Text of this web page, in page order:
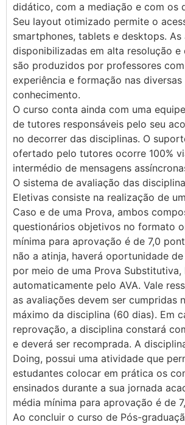
didático, com a mediação e com os
Seu layout otimizado permite o
smartphones, tablets e desktops. As
disponibilizadas em alta resolução e
são produzidos por professores
experiência e formação nas diversas
conhecimento.
O curso conta ainda com uma
de tutores responsáveis pelo seu
no decorrer das disciplinas. O
ofertado pelo tutores ocorre 100%
intermédio de mensagens
O sistema de avaliação das
Eletivas consiste na realização de
Caso e de uma Prova, ambos
questionários objetivos no formato
mínima para aprovação é de 7,0
não a atinja, haverá oportunidade
por meio de uma Prova Substitutiva,
automaticamente pelo AVA. Vale
as avaliações devem ser cumpridas
máximo da disciplina (60 dias). Em
reprovação, a disciplina constará
e deverá ser recomprada. A
Doing, possui uma atividade que
estudantes colocar em prática os
ensinados durante a sua jornada
média mínima para aprovação é de
Ao concluir o curso de Pós-